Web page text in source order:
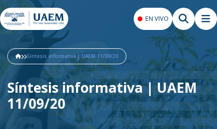
EN VIVO
Síntesis informativa | UAEM 11/09/20
Síntesis informativa | UAEM
11/09/20